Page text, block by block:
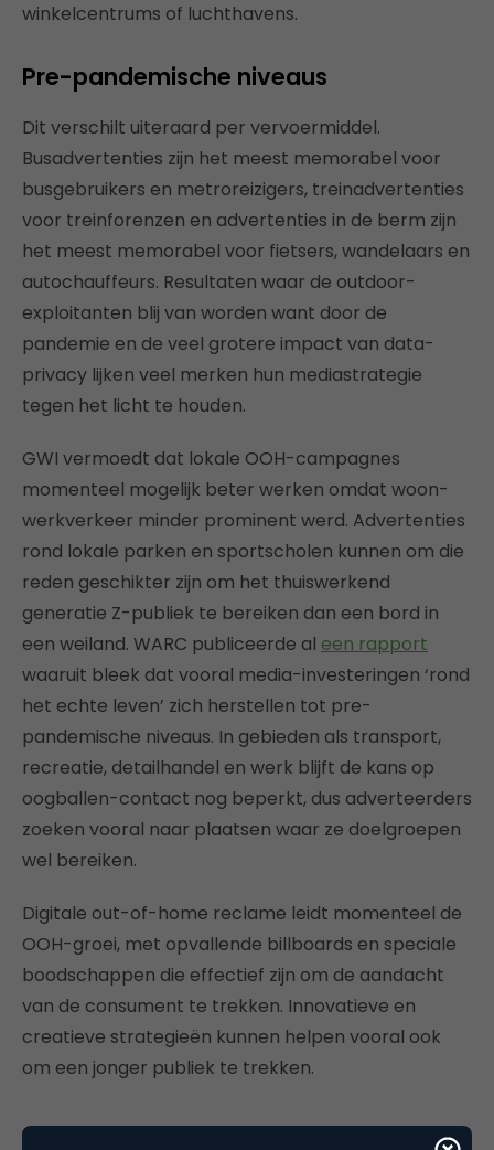
winkelcentrums of luchthavens.
Pre-pandemische niveaus
Dit verschilt uiteraard per vervoermiddel.
Busadvertenties zijn het meest memorabel voor
busgebruikers en metroreizigers, treinadvertenties
voor treinforenzen en advertenties in de berm zijn
het meest memorabel voor fietsers, wandelaars en
autochauffeurs. Resultaten waar de outdoor-
exploitanten blij van worden want door de
pandemie en de veel grotere impact van data-
privacy lijken veel merken hun mediastrategie
tegen het licht te houden.
GWI vermoedt dat lokale OOH-campagnes
momenteel mogelijk beter werken omdat woon-
werkverkeer minder prominent werd. Advertenties
rond lokale parken en sportscholen kunnen om die
reden geschikter zijn om het thuiswerkend
generatie Z-publiek te bereiken dan een bord in
een weiland. WARC publiceerde al een rapport
waaruit bleek dat vooral media-investeringen ‘rond
het echte leven’ zich herstellen tot pre-
pandemische niveaus. In gebieden als transport,
recreatie, detailhandel en werk blijft de kans op
oogballen-contact nog beperkt, dus adverteerders
zoeken vooral naar plaatsen waar ze doelgroepen
wel bereiken.
Digitale out-of-home reclame leidt momenteel de
OOH-groei, met opvallende billboards en speciale
boodschappen die effectief zijn om de aandacht
van de consument te trekken. Innovatieve en
creatieve strategieën kunnen helpen vooral ook
om een ​​jonger publiek te trekken.